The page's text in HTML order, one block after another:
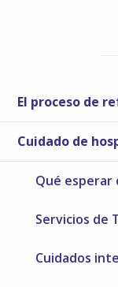
El proceso de
Cuidado de
Qué esperar
Servicios de
Cuidados